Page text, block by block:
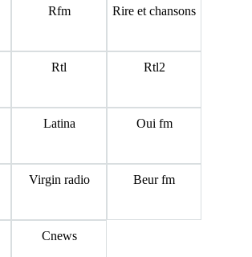
Rfm Rire et chansons
Rtl Rtl2
Latina Oui fm
Virgin radio Beur fm
Cnews